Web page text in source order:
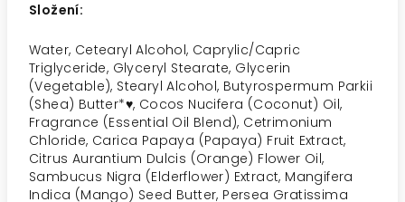
Složení:
Water, Cetearyl Alcohol, Caprylic/Capric
Triglyceride, Glyceryl Stearate, Glycerin
(Vegetable), Stearyl Alcohol, Butyrospermum Parkii
(Shea) Butter*♥, Cocos Nucifera (Coconut) Oil,
Fragrance (Essential Oil Blend), Cetrimonium
Chloride, Carica Papaya (Papaya) Fruit Extract,
Citrus Aurantium Dulcis (Orange) Flower Oil,
Sambucus Nigra (Elderflower) Extract, Mangifera
Indica (Mango) Seed Butter, Persea Gratissima